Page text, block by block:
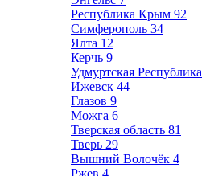
Республика Крым 92
Симферополь 34
Ялта 12
Керчь 9
Удмуртская Республика
Ижевск 44
Глазов 9
Можга 6
Тверская область 81
Тверь 29
Вышний Волочёк 4
Ржев 4